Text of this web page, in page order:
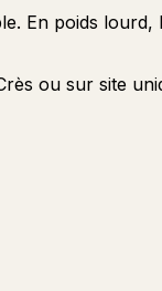
En poids lourd,
ou sur site